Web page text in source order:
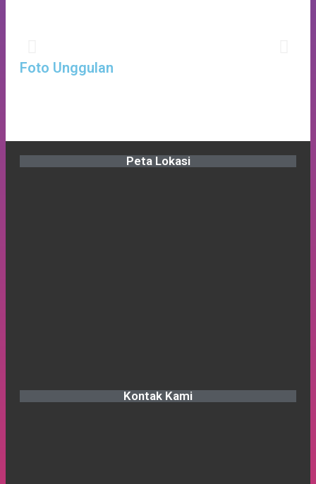
Dengan Mentari Yang Cerah Memberikan Semangat
Baru Untuk Persiapan Yang Lebih Matang
Foto Unggulan
Peta Lokasi
Kontak Kami